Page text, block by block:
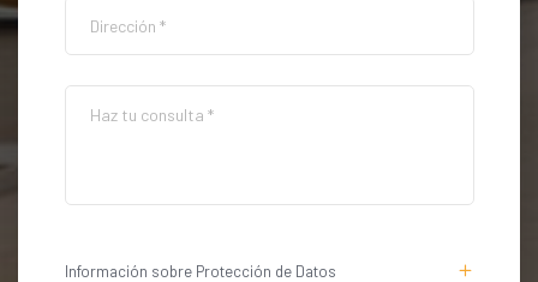
Información sobre Protección de Datos